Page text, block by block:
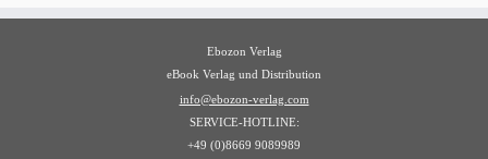
Ebozon Verlag
eBook Verlag und Distribution
info@ebozon-verlag.com
SERVICE-HOTLINE:
+49 (0)8669 9089989